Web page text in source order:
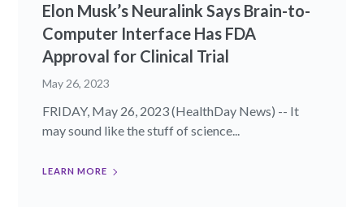
Elon Musk’s Neuralink Says Brain-to-
Computer Interface Has FDA
Approval for Clinical Trial
May 26, 2023
FRIDAY, May 26, 2023 (HealthDay News) -- It
may sound like the stuff of science...
LEARN MORE